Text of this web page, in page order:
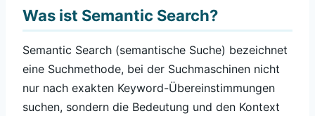
Was ist Semantic Search?
Semantic Search (semantische Suche) bezeichnet
eine Suchmethode, bei der Suchmaschinen nicht
nur nach exakten Keyword-Übereinstimmungen
suchen, sondern die Bedeutung und den Kontext